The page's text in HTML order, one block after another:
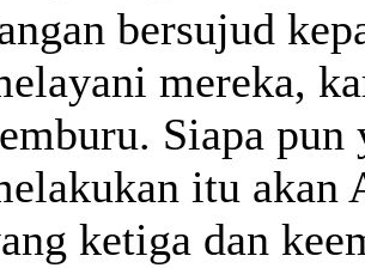
bersujud
mereka,
Siapa pun
itu akan
ketiga dan